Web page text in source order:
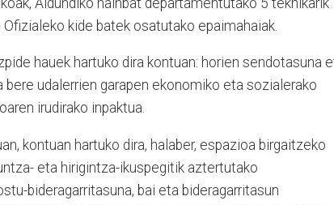
kide batek osatutako epaimahaiak.
hauek hartuko dira kontuan: horien sendotasuna
bere udalerrien garapen ekonomiko eta sozialerako
irudirako inpaktua.
kontuan hartuko dira, halaber, espazioa birgaitzeko
eta hirigintza-ikuspegitik aztertutako
bideragarritasuna, bai eta bideragarritasun